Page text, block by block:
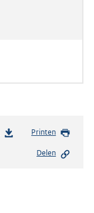
Printen
Delen